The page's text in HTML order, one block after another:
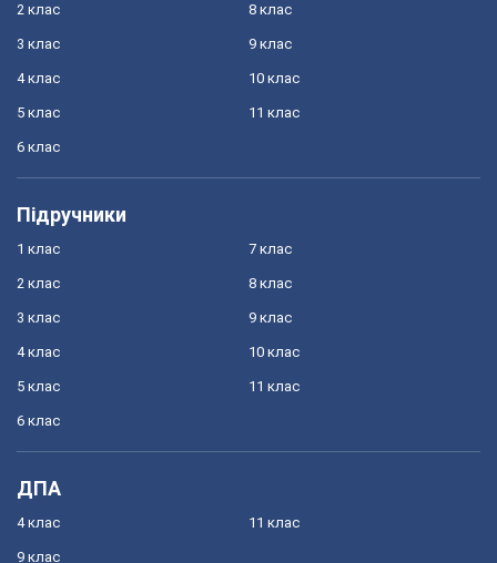
2 клас
3 клас
4 клас
5 клас
6 клас
8 клас
9 клас
10 клас
11 клас
Підручники
1 клас
2 клас
3 клас
4 клас
5 клас
6 клас
7 клас
8 клас
9 клас
10 клас
11 клас
ДПА
4 клас
9 клас
11 клас